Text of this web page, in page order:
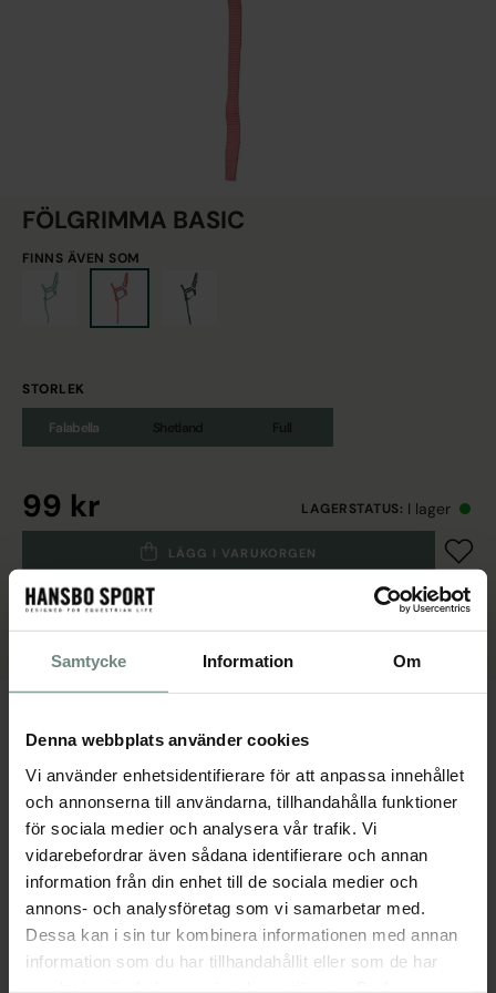
Samtycke Information Om
Denna webbplats använder cookies
Vi använder enhetsidentifierare för att anpassa innehållet
och annonserna till användarna, tillhandahålla funktioner
för sociala medier och analysera vår trafik. Vi
vidarebefordrar även sådana identifierare och annan
information från din enhet till de sociala medier och
annons- och analysföretag som vi samarbetar med.
Dessa kan i sin tur kombinera informationen med annan
information som du har tillhandahållit eller som de har
FÖLGRIMMA BASIC
FINNS ÄVEN SOM
STORLEK
Falabella Shetland Full
99 kr LAGERSTATUS: I lager
LÄGG I VARUKORGEN
PRODUKTBESKRIVNING
Mjuk fölgrimma med praktisk avtagbar tamp/rem undertill.
SPECIFIKATIONER
Populära produkter